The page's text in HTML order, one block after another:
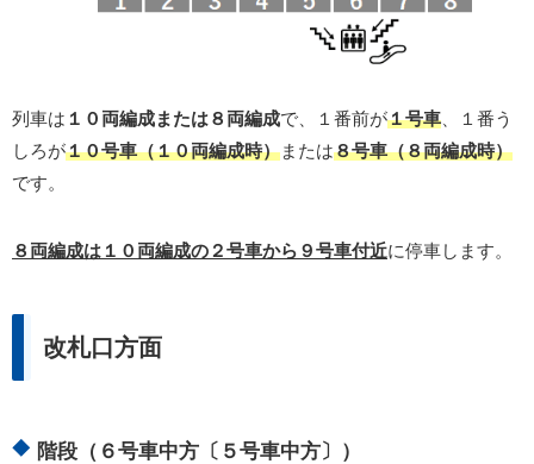
列車は １０両編成または８両編成で、１番前が１号車 、１番う
しろが１０号車（１０両編成時）または８号車（８両編成時）
です。
８両編成は１０両編成の２号車から９号車付近に停車します。
改札口方面
階段（６号車中方〔５号車中方〕）